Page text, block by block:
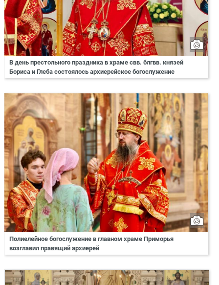
В день престольного праздника в храме свв. блгвв. князей
Бориса и Глеба состоялось архиерейское богослужение
Полиелейное богослужение в главном храме Приморья
возглавил правящий архиерей